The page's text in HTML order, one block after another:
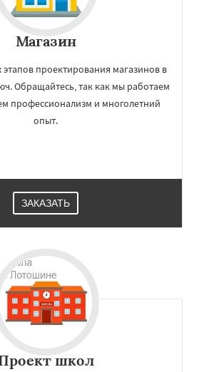
Магазин
проектирования магазинов в
Обращайтесь, так как мы работаем
профессионализм и многолетний
опыт.
ЗАКАЗАТЬ
школ
на обработку персональных данных